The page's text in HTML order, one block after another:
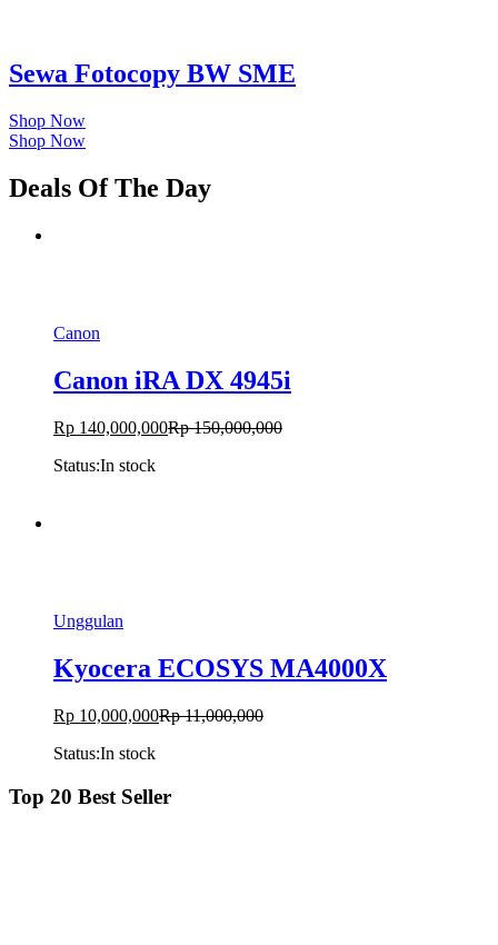
Sewa Fotocopy BW SME
Shop Now
Shop Now
Deals Of The Day
Canon
Canon iRA DX 4945i
Rp 140,000,000Rp150,000,000
Status:In stock
Unggulan
Kyocera ECOSYS MA4000X
Rp 10,000,000Rp11,000,000
Status:In stock
Top 20 Best Seller